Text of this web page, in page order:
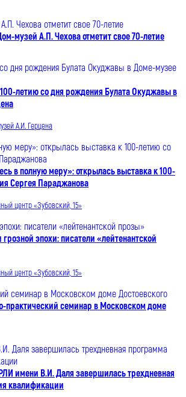
музей А.П. Чехова отметит свое 70-летие
летию со дня рождения Булата Окуджавы в
А.И. Герцена
в полную меру»: открылась выставка к 100-
Сергея Параджанова
центр «Зубовский, 15»
грозной эпохи: писатели «лейтенантской
центр «Зубовский, 15»
практический семинар в Московском доме
имени В.И. Даля завершилась трехдневная
квалификации